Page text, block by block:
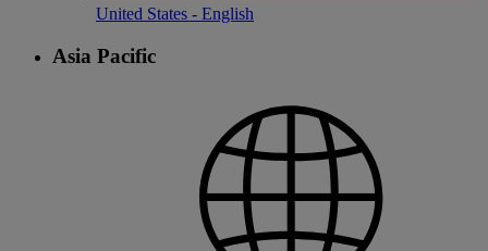
United States - English
Asia Pacific